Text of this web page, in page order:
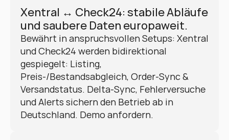
Xentral ↔ Check24: stabile Abläufe
und saubere Daten europaweit.
Bewährt in anspruchsvollen Setups: Xentral
und Check24 werden bidirektional
gespiegelt: Listing,
Preis-/Bestandsabgleich, Order-Sync &
Versandstatus. Delta-Sync, Fehlerversuche
und Alerts sichern den Betrieb ab in
Deutschland. Demo anfordern.